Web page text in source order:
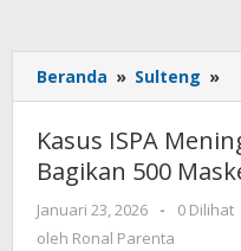
Beranda » Sulteng »
Kasus ISPA
Bagikan 500
Januari 23, 2026
oleh
Ronal
-
0 Dilihat
oleh Ronal Parenta